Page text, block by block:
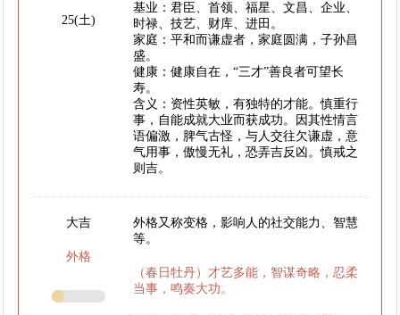
25(土)
基业：君臣、首领、福星、文昌、企业、
时禄、技艺、财库、进田。
家庭：平和而谦虚者，家庭圆满，子孙昌
盛。
健康：健康自在，“三才”善良者可望长
寿。
含义：资性英敏，有独特的才能。慎重行
事，自能成就大业而获成功。因其性情言
语偏激，脾气古怪，与人交往欠谦虚，意
气用事，傲慢无礼，恐弄吉反凶。慎戒之
则吉。
大吉
外格
外格又称变格，影响人的社交能力、智慧
等。
（春日牡丹）才艺多能，智谋奇略，忍柔
当事，鸣奏大功。